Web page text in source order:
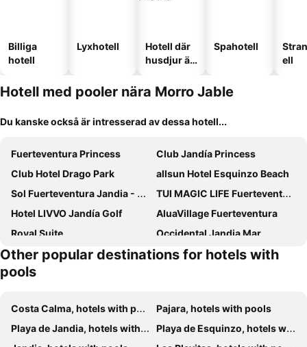
Billiga
hotell
Lyxhotell
Hotell där
husdjur är
Spahotell
ell
Hotell med pooler nära Morro Jable
Du kanske också är intresserad av dessa hotell...
Fuerteventura Princess
Club Jandía Princess
Club Hotel Drago Park
allsun Hotel Esquinzo Beach
Sol Fuerteventura Jandia - All Suites
TUI MAGIC LIFE Fuerteventura
Hotel LIVVO Jandía Golf
AluaVillage Fuerteventura
Royal Suite
Occidental Jandia Mar
Occidental Jandía Playa
H10 Tindaya
IFA Villas Altamarena
Kn Hotel Matas Blancas - Solo Adultos
Monte Marina Naturist Resort
H10 Playa Esmeralda
FERGUS Cactus Garden
Other popular destinations for hotels with
pools
Costa Calma, hotels with pools
Pajara, hotels with pools
Playa de Jandia, hotels with pools
Playa de Esquinzo, hotels with pools